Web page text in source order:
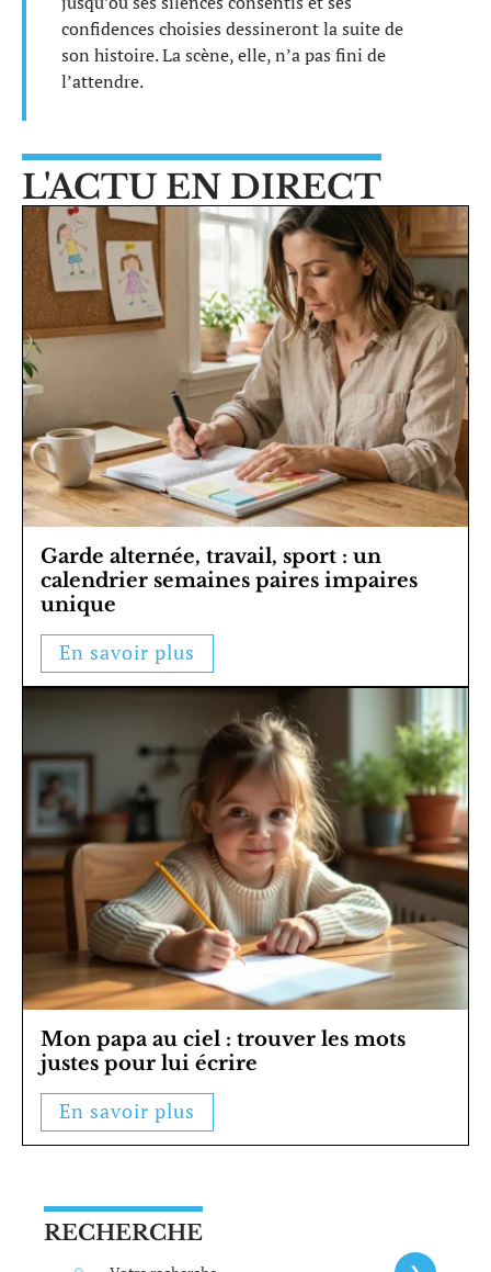
confidences choisies dessineront la suite de
son histoire. La scène, elle, n’a pas fini de
l’attendre.
L'ACTU EN DIRECT
Garde alternée, travail, sport : un
calendrier semaines paires impaires
unique
En savoir plus
Mon papa au ciel : trouver les mots
justes pour lui écrire
En savoir plus
RECHERCHE